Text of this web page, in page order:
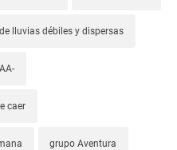
lluvias débiles y dispersas
caer
grupo Aventura